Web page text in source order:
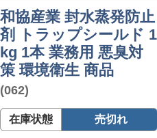
和協産業 封水蒸発防止
剤 トラップシールド 1
kg 1本 業務用 悪臭対
策 環境衛生 商品
(062)
在庫状態 売切れ